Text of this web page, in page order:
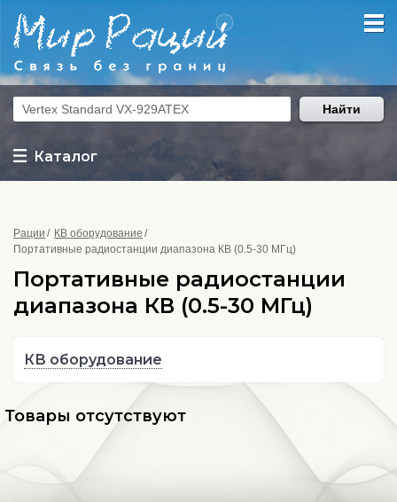
Каталог
Найти
Рации
КВ оборудование
Портативные радиостанции диапазона КВ (0.5-30 МГц)
Портативные радиостанции
диапазона КВ (0.5-30 МГц)
КВ оборудование
Товары отсутствуют